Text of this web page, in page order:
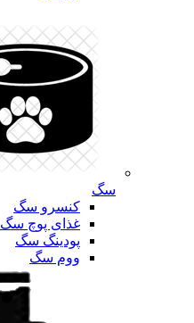
سگ
کنسرو سگ
غذای پوچ سگ
پودینگ سگ
ووم سگ